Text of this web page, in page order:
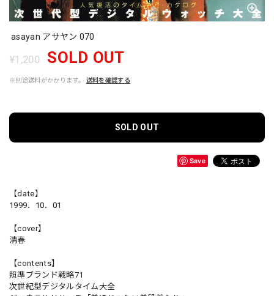
asayan アサヤン 070
¥1,200 SOLD OUT
※別途送料がかかります。 送料を確認する
SOLD OUT
Save
【date】
1999．10．01
【cover】
清春
【contents】
照準ブランド戦略71
次世紀型デジタルタイム大全